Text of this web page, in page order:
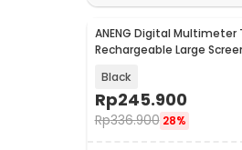
Baru
ANENG Digital Multimeter
Rechargeable Large
Black
Rp245.900
Rp336.900 28%